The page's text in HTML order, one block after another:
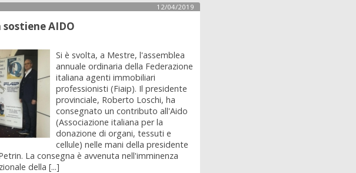
12/04/2019
sostiene AIDO
Si è svolta, a Mestre, l'assemblea
annuale ordinaria della Federazione
italiana agenti immobiliari
professionisti (Fiaip). Il presidente
provinciale, Roberto Loschi, ha
consegnato un contributo all'Aido
(Associazione italiana per la
donazione di organi, tessuti e
cellule) nelle mani della presidente
La consegna è avvenuta nell'imminenza
della [...]